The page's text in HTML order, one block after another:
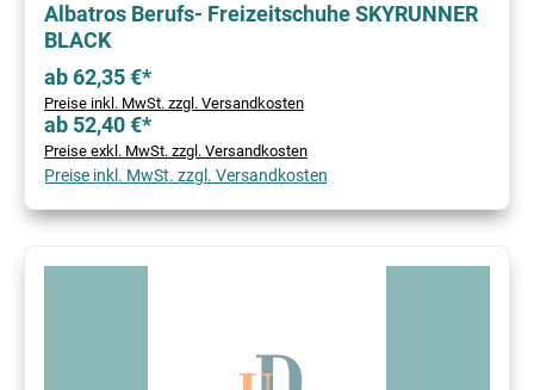
Albatros Berufs- Freizeitschuhe SKYRUNNER
BLACK
ab 62,35 €*
Preise inkl. MwSt. zzgl. Versandkosten
ab 52,40 €*
Preise exkl. MwSt. zzgl. Versandkosten
Preise inkl. MwSt. zzgl. Versandkosten